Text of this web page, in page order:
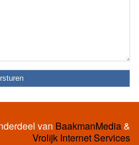
van BaakmanMedia&
Vrolijk Internet Services